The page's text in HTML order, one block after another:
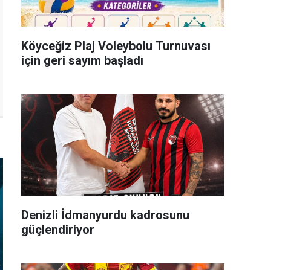
Köyceğiz Plaj Voleybolu Turnuvası
için geri sayım başladı
Denizli İdmanyurdu kadrosunu
güçlendiriyor